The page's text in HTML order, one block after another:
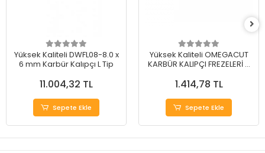
Yüksek Kaliteli DWFL08-8.0 x
6 mm Karbür Kalıpçı L Tip
11.004,32 TL
Sepete Ekle
Yüksek Kaliteli OMEGACUT
KARBÜR KALIPÇI FREZELERİ H
1.414,78 TL
Sepete Ekle